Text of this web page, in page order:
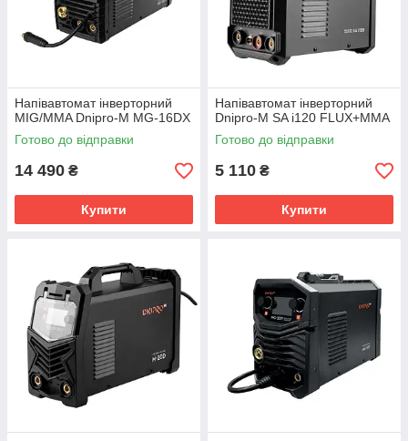
Напівавтомат інверторний
MIG/MMA Dnipro-M MG-16DX
Готово до відправки
14 490 ₴
Купити
Напівавтомат інверторний
Dnipro-M SA i120 FLUX+MMA
Готово до відправки
5 110 ₴
Купити